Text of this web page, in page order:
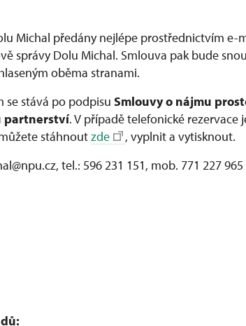
Michal předány nejlépe prostřednictvím e-
správy Dolu Michal. Smlouva pak bude
oběma stranami.
se stává po podpisu Smlouvy o nájmu
partnerství. V případě telefonické rezervace
stáhnoutzde
, vyplnit a vytisknout.
tel.: 596 231 151, mob. 771 227 965